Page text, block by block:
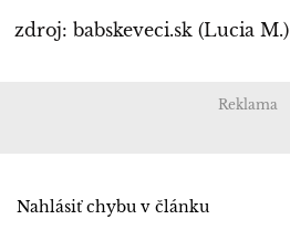
zdroj: babskeveci.sk (Lucia M.)
Reklama
Nahlásiť chybu v článku